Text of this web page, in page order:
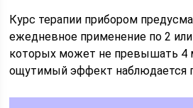
Курс терапии прибором
ежедневное применение по 2
которых может не превышать 4
ощутимый эффект наблюдается